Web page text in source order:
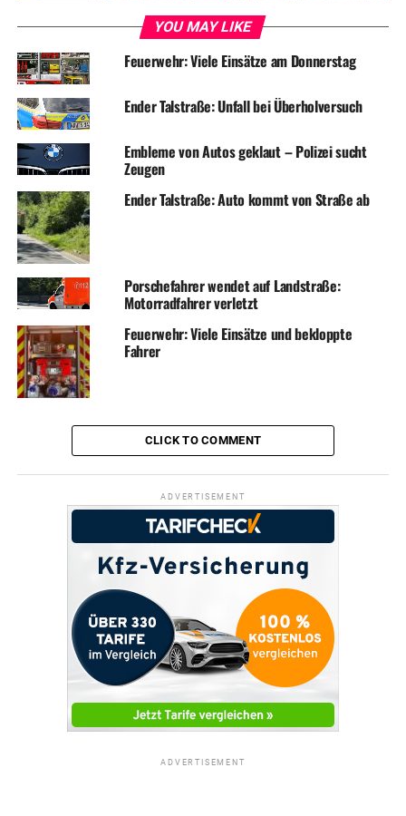
YOU MAY LIKE
Feuerwehr: Viele Einsätze am Donnerstag
Ender Talstraße: Unfall bei Überholversuch
Embleme von Autos geklaut – Polizei sucht
Zeugen
Ender Talstraße: Auto kommt von Straße ab
Porschefahrer wendet auf Landstraße:
Motorradfahrer verletzt
Feuerwehr: Viele Einsätze und bekloppte
Fahrer
CLICK TO COMMENT
ADVERTISEMENT
ADVERTISEMENT